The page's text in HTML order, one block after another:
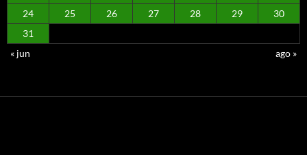
24
25 26 27 28 29
30
31
« jun
ago »